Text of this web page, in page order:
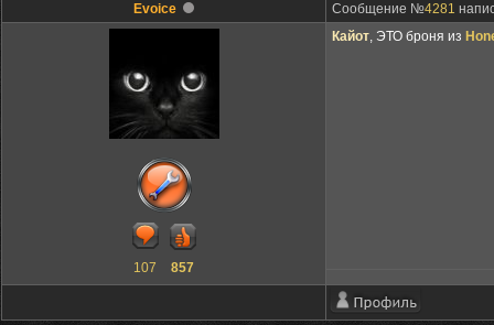
Evoice Сообщение №4281
107 857
Кайот, ЭТО броня из